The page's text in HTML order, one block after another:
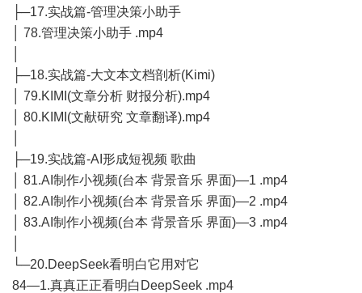
├─17.实战篇-管理决策小助手
│ 78.管理决策小助手 .mp4
├─18.实战篇-大文本文档剖析(Kimi)
│ 79.KIMI(文章分析 财报分析).mp4
│ 80.KIMI(文献研究 文章翻译).mp4
├─19.实战篇-AI形成短视频 歌曲
│ 81.AI制作小视频(台本 背景音乐 界面)—1 .mp4
│ 82.AI制作小视频(台本 背景音乐 界面)—2 .mp4
│ 83.AI制作小视频(台本 背景音乐 界面)—3 .mp4
└─20.DeepSeek看明白它用对它
84—1.真真正正看明白DeepSeek .mp4